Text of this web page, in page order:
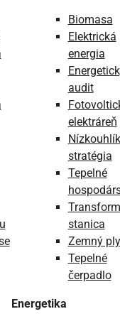
Biomasa
Elektrická
energia
audit
elektráreň
stratégia
Tepelné
stanica
Zemný
Tepelné
čerpadlo
Energetika